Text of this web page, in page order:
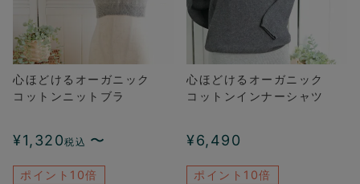
心ほどけるオーガニック
コットンニットブラ
¥1,320税込 〜
ポイント10倍
心ほどけるオーガニック
コットンインナーシャツ
¥6,490
ポイント10倍